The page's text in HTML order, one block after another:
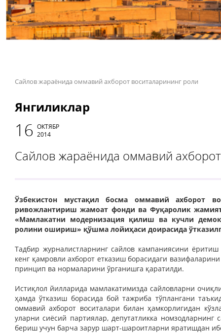
Сайлов жараёнида оммавий ахборот воситаларининг роли
Янгиликлар
16 ОКТЯБР
2014
Сайлов жараёнида оммавий
Ўзбекистон мустақил босма оммавий ахборот
ривожлантириш жамоат фонди ва Фуқаролик
«Мамлакатни модернизация қилиш ва кучли
ролини ошириш» қўшма лойиҳаси доирасида
Тадбир журналистларнинг сайлов кампаниясини
кенг қамровли ахборот етказиш борасидаги
принцип ва нормаларини ўрганишга қаратилди.
Истиқлол йилларида мамлакатимизда сайловларни
ҳамда ўтказиш борасида бой тажриба тўплангани
оммавий ахборот воситалари билан ҳамкорлигидан
уларни сиёсий партиялар, депутатликка
бериш учун барча зарур шарт-шароитларни яратишдан